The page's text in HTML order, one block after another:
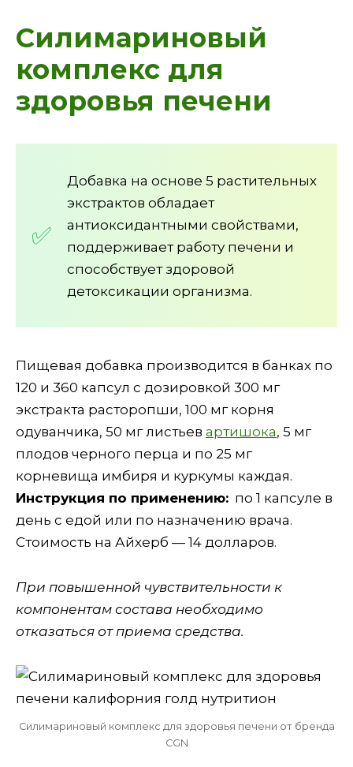
Силимариновый
комплекс для
здоровья печени
Добавка на основе 5 растительных
экстрактов обладает
антиоксидантными свойствами,
поддерживает работу печени и
способствует здоровой
детоксикации организма.
Пищевая добавка производится в банках по
120 и 360 капсул с дозировкой 300 мг
экстракта расторопши, 100 мг корня
одуванчика, 50 мг листьев артишока, 5 мг
плодов черного перца и по 25 мг
корневища имбиря и куркумы каждая.
Инструкция по применению: по 1 капсуле в
день с едой или по назначению врача.
Стоимость на Айхерб — 14 долларов.
При повышенной чувствительности к
компонентам состава необходимо
отказаться от приема средства.
Силимариновый комплекс для здоровья печени от бренда
CGN